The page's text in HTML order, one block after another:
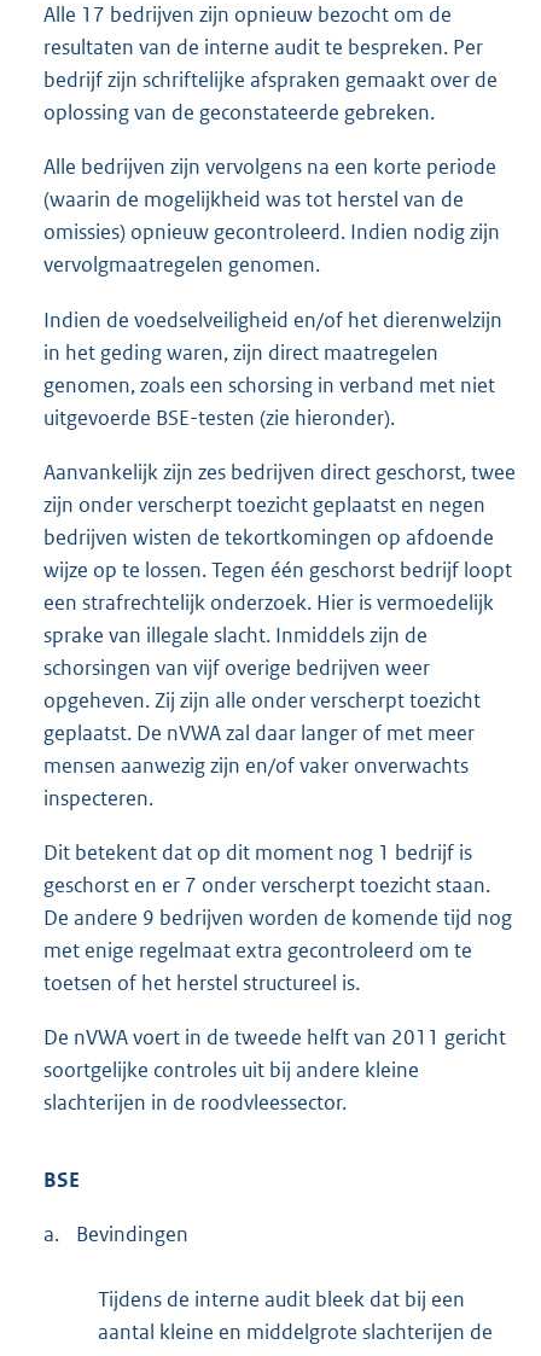
Alle 17 bedrijven zijn opnieuw bezocht om de
resultaten van de interne audit te bespreken. Per
bedrijf zijn schriftelijke afspraken gemaakt over de
oplossing van de geconstateerde gebreken.
Alle bedrijven zijn vervolgens na een korte periode
(waarin de mogelijkheid was tot herstel van de
omissies) opnieuw gecontroleerd. Indien nodig zijn
vervolgmaatregelen genomen.
Indien de voedselveiligheid en/of het dierenwelzijn
in het geding waren, zijn direct maatregelen
genomen, zoals een schorsing in verband met niet
uitgevoerde BSE-testen (zie hieronder).
Aanvankelijk zijn zes bedrijven direct geschorst, twee
zijn onder verscherpt toezicht geplaatst en negen
bedrijven wisten de tekortkomingen op afdoende
wijze op te lossen. Tegen één geschorst bedrijf loopt
een strafrechtelijk onderzoek. Hier is vermoedelijk
sprake van illegale slacht. Inmiddels zijn de
schorsingen van vijf overige bedrijven weer
opgeheven. Zij zijn alle onder verscherpt toezicht
geplaatst. De nVWA zal daar langer of met meer
mensen aanwezig zijn en/of vaker onverwachts
inspecteren.
Dit betekent dat op dit moment nog 1 bedrijf is
geschorst en er 7 onder verscherpt toezicht staan.
De andere 9 bedrijven worden de komende tijd nog
met enige regelmaat extra gecontroleerd om te
toetsen of het herstel structureel is.
De nVWA voert in de tweede helft van 2011 gericht
soortgelijke controles uit bij andere kleine
slachterijen in de roodvleessector.
BSE
a. Bevindingen
Tijdens de interne audit bleek dat bij een
aantal kleine en middelgrote slachterijen de